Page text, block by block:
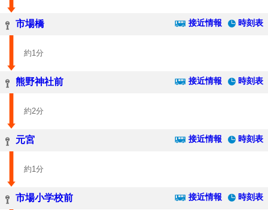
市場橋 接近情報 時刻表
約1分
熊野神社前 接近情報 時刻表
約2分
元宮 接近情報 時刻表
約1分
市場小学校前 接近情報 時刻表